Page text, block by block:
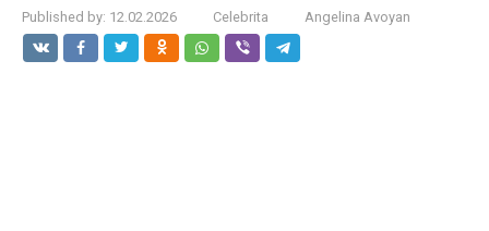
Published by: 12.02.2026 Celebrita Angelina Avoyan